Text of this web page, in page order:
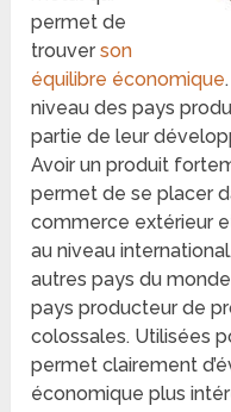
permet de
trouverson
équilibre économique
niveau des pays
partie de leur
Avoir un produit
permet de se placer
commerce extérieur
au niveau
autres pays du
pays producteur de
colossales. Utilisées
permet clairement
économique plus